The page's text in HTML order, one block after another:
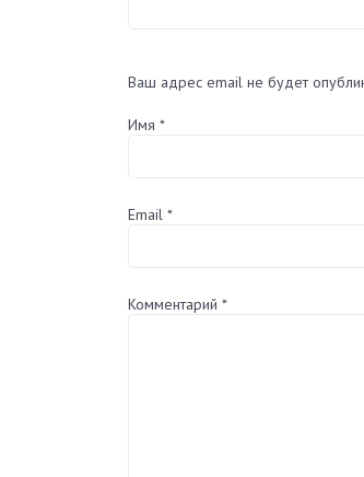
Ваш адрес email не будет
Имя *
Email *
Комментарий *